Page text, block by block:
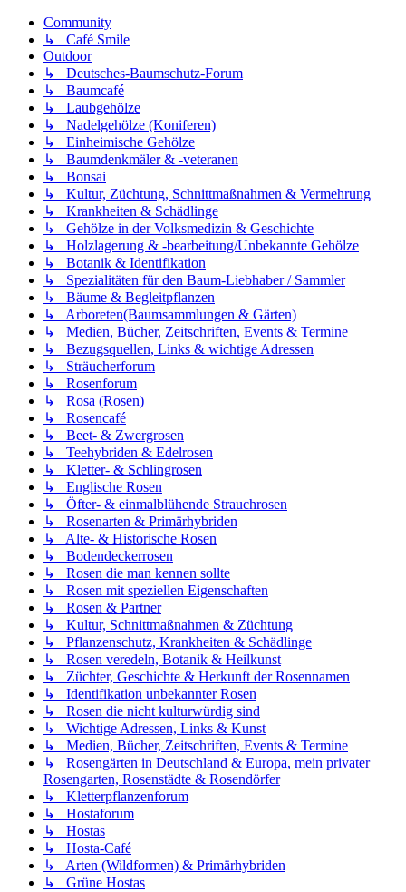
Community
↳ Café Smile
Outdoor
↳ Deutsches-Baumschutz-Forum
↳ Baumcafé
↳ Laubgehölze
↳ Nadelgehölze (Koniferen)
↳ Einheimische Gehölze
↳ Baumdenkmäler & -veteranen
↳ Bonsai
↳ Kultur, Züchtung, Schnittmaßnahmen & Vermehrung
↳ Krankheiten & Schädlinge
↳ Gehölze in der Volksmedizin & Geschichte
↳ Holzlagerung & -bearbeitung/Unbekannte Gehölze
↳ Botanik & Identifikation
↳ Spezialitäten für den Baum-Liebhaber / Sammler
↳ Bäume & Begleitpflanzen
↳ Arboreten(Baumsammlungen & Gärten)
↳ Medien, Bücher, Zeitschriften, Events & Termine
↳ Bezugsquellen, Links & wichtige Adressen
↳ Sträucherforum
↳ Rosenforum
↳ Rosa (Rosen)
↳ Rosencafé
↳ Beet- & Zwergrosen
↳ Teehybriden & Edelrosen
↳ Kletter- & Schlingrosen
↳ Englische Rosen
↳ Öfter- & einmalblühende Strauchrosen
↳ Rosenarten & Primärhybriden
↳ Alte- & Historische Rosen
↳ Bodendeckerrosen
↳ Rosen die man kennen sollte
↳ Rosen mit speziellen Eigenschaften
↳ Rosen & Partner
↳ Kultur, Schnittmaßnahmen & Züchtung
↳ Pflanzenschutz, Krankheiten & Schädlinge
↳ Rosen veredeln, Botanik & Heilkunst
↳ Züchter, Geschichte & Herkunft der Rosennamen
↳ Identifikation unbekannter Rosen
↳ Rosen die nicht kulturwürdig sind
↳ Wichtige Adressen, Links & Kunst
↳ Medien, Bücher, Zeitschriften, Events & Termine
↳ Rosengärten in Deutschland & Europa, mein privater
Rosengarten, Rosenstädte & Rosendörfer
↳ Kletterpflanzenforum
↳ Hostaforum
↳ Hostas
↳ Hosta-Café
↳ Arten (Wildformen) & Primärhybriden
↳ Grüne Hostas